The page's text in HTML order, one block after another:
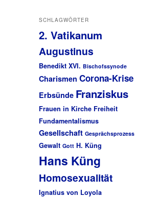
SCHLAGWÖRTER
2. Vatikanum
Augustinus
Benedikt XVI. Bischofssynode
Charismen Corona-Krise
Erbsünde Franziskus
Frauen in Kirche Freiheit
Fundamentalismus
Gesellschaft Gesprächsprozess
Gewalt Gott H. Küng
Hans Küng
Homosexualität
Ignatius von Loyola